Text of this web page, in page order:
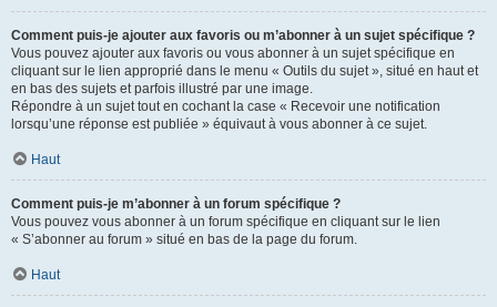
Comment puis-je ajouter aux favoris ou m’abonner à un sujet spécifique ?
Vous pouvez ajouter aux favoris ou vous abonner à un sujet spécifique en
cliquant sur le lien approprié dans le menu « Outils du sujet », situé en haut et
en bas des sujets et parfois illustré par une image.
Répondre à un sujet tout en cochant la case « Recevoir une notification
lorsqu’une réponse est publiée » équivaut à vous abonner à ce sujet.
Haut
Comment puis-je m’abonner à un forum spécifique ?
Vous pouvez vous abonner à un forum spécifique en cliquant sur le lien
« S’abonner au forum » situé en bas de la page du forum.
Haut